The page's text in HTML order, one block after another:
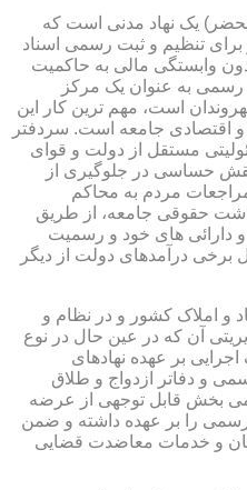
محضر) یک نهاد مدنی است که
برای تنظیم و ثبت رسمی اسناد
وابستگی مالی به حاکمیت
رسمی به عنوان یک مرکز
است، مهم ترین کار این
و اقتصادی جامعه است. سردفتر
مستقل از دولت و قوای
نقش حساسی در جلوگیری از
مردم به محاکم
حقوقی جامعه، از طریق
و دارائی های خود و رسمیت
درآمدهای دولت از دیگر
و املاک کشور و در نظام و
آن که در عین حال در نوع
بر عهده نهادهای
و دفاتر ازدواج و طلاق
بخش قابل توجهی از عرضه
را بر عهده داشته و ضمن
و خدمات معاضدت قضایی